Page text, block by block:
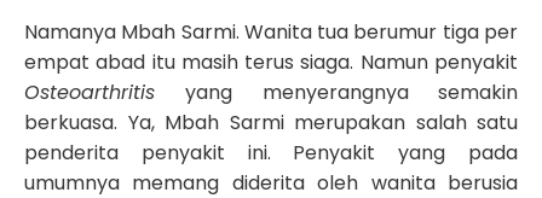
Namanya Mbah Sarmi. Wanita tua berumur tiga per
empat abad itu masih terus siaga. Namun penyakit
Osteoarthritisyang menyerangnya semakin
berkuasa. Ya, Mbah Sarmi merupakan salah satu
penderita penyakit ini. Penyakit yang pada
umumnya memang diderita oleh wanita berusia